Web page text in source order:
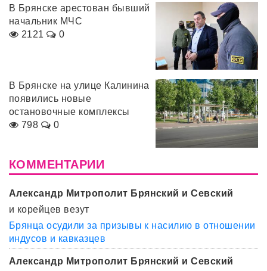
В Брянске арестован бывший
начальник МЧС
2121
0
В Брянске на улице Калинина
появились новые
остановочные комплексы
798
0
КОММЕНТАРИИ
Александр Митрополит Брянский и Севский
и корейцев везут
Брянца осудили за призывы к насилию в отношении
индусов и кавказцев
Александр Митрополит Брянский и Севский